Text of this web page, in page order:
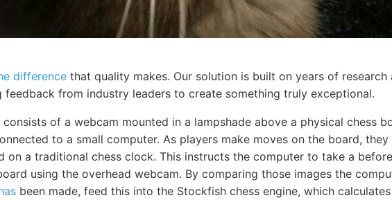
difference that quality makes. Our solution is built on years of research
feedback from industry leaders to create something truly exceptional.
consists of a webcam mounted in a lampshade above a physical chess
to a small computer. As players make moves on the board,
on a traditional chess clock. This instructs the computer to take a
using the overhead webcam. By comparing those images the
been made, feed this into the Stockfish chess engine, which